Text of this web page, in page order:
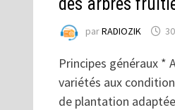
parRADIOZIK
Principes généraux *
variétés aux
de plantation